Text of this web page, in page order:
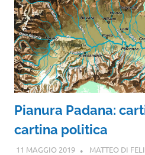
Pianura Padana:
cartina politica
11 MAGGIO 2019 MATTEO DI